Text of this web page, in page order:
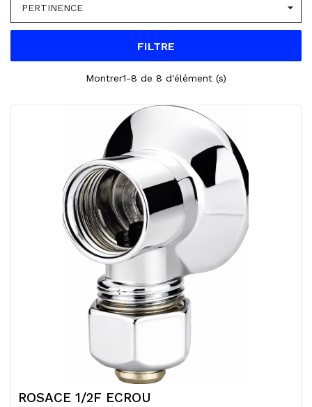
PERTINENCE 
FILTRE
Montrer1-8 de 8 d'élément (s)
ROSACE 1/2F ECROU